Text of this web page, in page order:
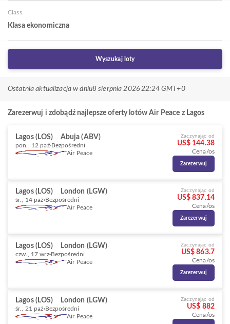
Class
Klasa ekonomiczna
Wyszukaj loty
Ostatnia aktualizacja w dniu8 sierpnia 2026 22:24 GMT+0
Zarezerwuj i zdobądź najlepsze oferty lotów Air Peace z Lagos
Lagos (LOS) Abuja (ABV)
pon., 12 paź Bezpośredni
Air Peace
Zaczynając od
US$ 144.38
Cena/os
Zarezerwuj
Lagos (LOS) London (LGW)
śr., 14 paź Bezpośredni
Air Peace
Zaczynając od
US$ 837.14
Cena/os
Zarezerwuj
Lagos (LOS) London (LGW)
czw., 17 wrz Bezpośredni
Air Peace
Zaczynając od
US$ 863.7
Cena/os
Zarezerwuj
Lagos (LOS) London (LGW)
śr., 21 paź Bezpośredni
Air Peace
Zaczynając od
US$ 882
Cena/os